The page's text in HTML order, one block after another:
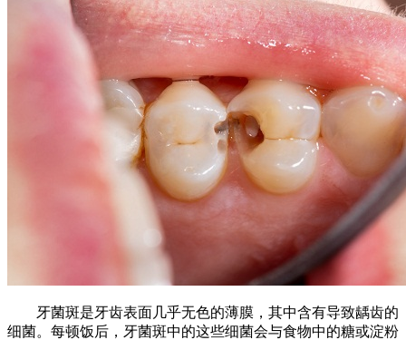
牙菌斑是牙齿表面几乎无色的薄膜，其中含有导致龋齿的
细菌。每顿饭后，牙菌斑中的这些细菌会与食物中的糖或淀粉